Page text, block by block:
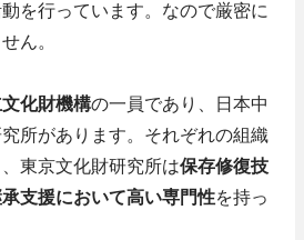
を行っています。なので厳密に
ん。
文化財機構の一員であり、日本中
所があります。それぞれの組織
東京文化財研究所は保存修復技
支援において高い専門性を持っ